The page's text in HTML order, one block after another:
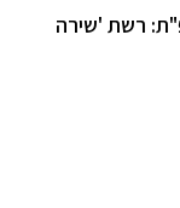
פ"ת: רשת 'שירה